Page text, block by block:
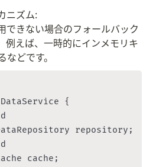
ニズム:
できない場合のフォールバック
例えば、一時的にインメモリキ
どです。
{
repository;
cache;